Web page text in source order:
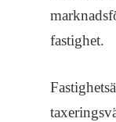
fastighet.